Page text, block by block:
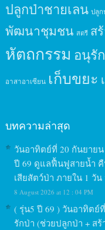
ปลูกป่าชายเลน ปลูก
พัฒนาชุมชน สตรี ส
หัตถกรรม อนุรั
อาสาอาเซียน เก็บขยะ
บทความล่าสุด
วันอาทิตย์ที่ 20 กันยายน
ปี 69 ดูแลฟื้นฟูสายน้ำ
เสียสัตว์ป่า ภายใน 1 วัน
8 August 2026 at 12 : 04 PM
( รุ่น5 ปี 69 ) วันอาทิตย์
รักป่า (ช่วยปลูกป่า + ส